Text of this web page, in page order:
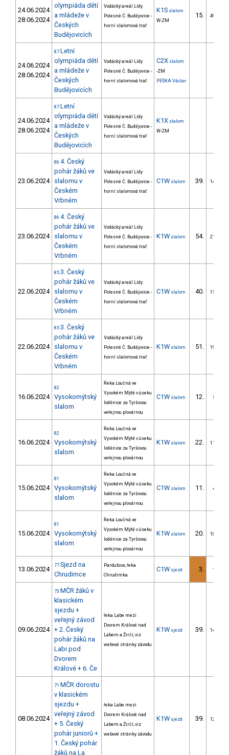
24.06.2024
28.06.2024
olympiáda dětí
a mládeže v
Českých
Budějovicích
Vodácký areál Lídy
Polesné Č. Budějovice -
horní slalomová trať
K1S slalom
W-ZM
15. 49/ZM
24.06.2024
28.06.2024
87 Letní
olympiáda dětí
a mládeže v
Českých
Budějovicích
Vodácký areál Lídy
Polesné Č. Budějovice -
horní slalomová trať
C2X slalom
-ZM
PEŠKA Václav
24.06.2024
28.06.2024
87 Letní
olympiáda dětí
a mládeže v
Českých
Budějovicích
Vodácký areál Lídy
Polesné Č. Budějovice -
horní slalomová trať
K1X slalom
W-ZM
23.06.2024
86 4. Český
pohár žáků ve
slalomu v
Českém
Vrbném
Vodácký areál Lídy
Polesné Č. Budějovice -
horní slalomová trať
C1W slalom 39. 14/ZM
23.06.2024
86 4. Český
pohár žáků ve
slalomu v
Českém
Vrbném
Vodácký areál Lídy
Polesné Č. Budějovice -
horní slalomová trať
K1W slalom 54. 21/ZM
22.06.2024
85 3. Český
pohár žáků ve
slalomu v
Českém
Vrbném
Vodácký areál Lídy
Polesné Č. Budějovice -
horní slalomová trať
C1W slalom 40. 15/ZM
22.06.2024
85 3. Český
pohár žáků ve
slalomu v
Českém
Vrbném
Vodácký areál Lídy
Polesné Č. Budějovice -
horní slalomová trať
K1W slalom 51. 19/ZM
16.06.2024
82
Vysokomýtský
slalom
Řeka Loučná ve
Vysokém Mýtě v úseku
loděnice za Tyršovou
veřejnou plovárnou
C1W slalom 12. 5/ZM
16.06.2024
82
Vysokomýtský
slalom
Řeka Loučná ve
Vysokém Mýtě v úseku
loděnice za Tyršovou
veřejnou plovárnou
K1W slalom 22. 11/ZM
15.06.2024
81
Vysokomýtský
slalom
Řeka Loučná ve
Vysokém Mýtě v úseku
loděnice za Tyršovou
veřejnou plovárnou
C1W slalom 11. 4/ZM
15.06.2024
81
Vysokomýtský
slalom
Řeka Loučná ve
Vysokém Mýtě v úseku
loděnice za Tyršovou
veřejnou plovárnou
K1W slalom 20. 10/ZM
13.06.2024 77 Sjezd na
Chrudimce
Pardubice, řeka
Chrudimka
C1W sjezd 3. 1/ZM
09.06.2024
73 MČR žáků v
klasickém
sjezdu +
veřejný závod
+ 2. Český
pohár žáků na
Labi pod
Dvorem
Králové + 6. Če
řeka Labe mezi
Dvorem Králové nad
Labem a Žirčí, viz
webové stránky závodu
K1W sjezd 39. 14/ZM
08.06.2024
71 MČR dorostu
v klasickém
sjezdu +
veřejný závod
+ 5. Český
pohár juniorů +
1. Český pohár
žáků na La
řeka Labe mezi
Dvorem Králové nad
Labem a Žirčí, viz
webové stránky závodu
K1W sjezd 39. 12/ZM